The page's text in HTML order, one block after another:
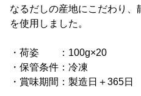
なるだしの産地にこだわり
を使用しました。
・荷姿 ：100g×20
・保管条件：冷凍
・賞味期間：製造日＋365日